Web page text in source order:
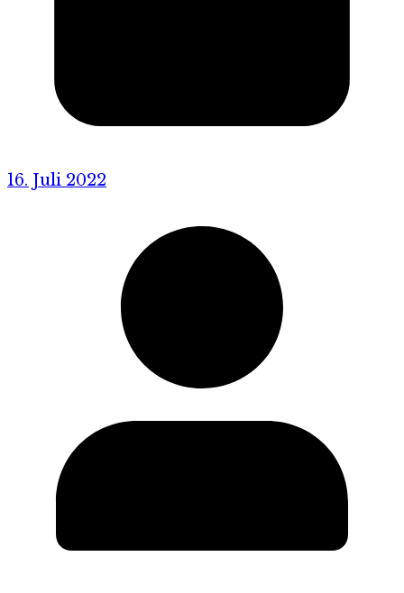
16. Juli 2022